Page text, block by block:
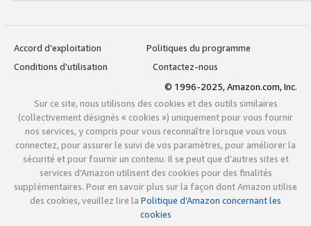
Accord d’exploitation
Politiques du programme
Conditions d’utilisation
Contactez-nous
© 1996-2025, Amazon.com, Inc.
Sur ce site, nous utilisons des cookies et des outils similaires
(collectivement désignés « cookies ») uniquement pour vous fournir
nos services, y compris pour vous reconnaître lorsque vous vous
connectez, pour assurer le suivi de vos paramètres, pour améliorer la
sécurité et pour fournir un contenu. Il se peut que d’autres sites et
services d’Amazon utilisent des cookies pour des finalités
supplémentaires. Pour en savoir plus sur la façon dont Amazon utilise
des cookies, veuillez lire la Politique d’Amazon concernant les
cookies